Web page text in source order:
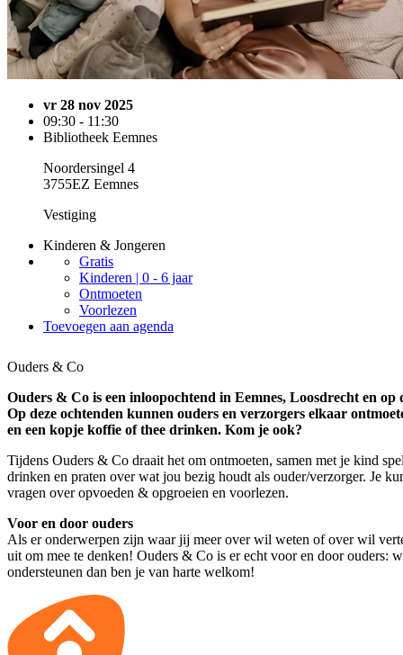
vr 28 nov 2025
09:30 - 11:30
Bibliotheek Eemnes
Noordersingel 4
3755EZ Eemnes
Vestiging
Kinderen & Jongeren
Gratis
Kinderen | 0 - 6 jaar
Ontmoeten
Voorlezen
Toevoegen aan agenda
Ouders & Co
Ouders & Co is een inloopochtend in Eemnes, Loosdrecht en op
Op deze ochtenden kunnen ouders en verzorgers elkaar
en een kopje koffie of thee drinken. Kom je ook?
Tijdens Ouders & Co draait het om ontmoeten, samen met je kind
drinken en praten over wat jou bezig houdt als ouder/verzorger. Je
vragen over opvoeden & opgroeien en voorlezen.
Voor en door ouders
Als er onderwerpen zijn waar jij meer over wil weten of over wil
uit om mee te denken! Ouders & Co is er echt voor en door ouders:
ondersteunen dan ben je van harte welkom!